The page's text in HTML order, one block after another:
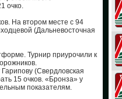
очко.
На втором месте с 94
(Дальневосточная
Турнир приурочили к
(Свердловская
15 очков. «Бронза» у
показателям.